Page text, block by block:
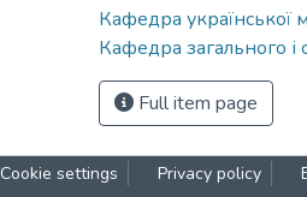
Кафедра української
Кафедра загального і
Full item page
Cookie settings Privacy policy